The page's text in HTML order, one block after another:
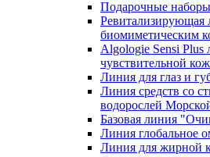
Подарочные
Ревитализирующая
биомиметическим
Algologie Sensi Plus
чувcтвительной
Линия для глаз и
Линия средств со
водорослей
Базовая линия
Линия глобальное
Линия для жирной